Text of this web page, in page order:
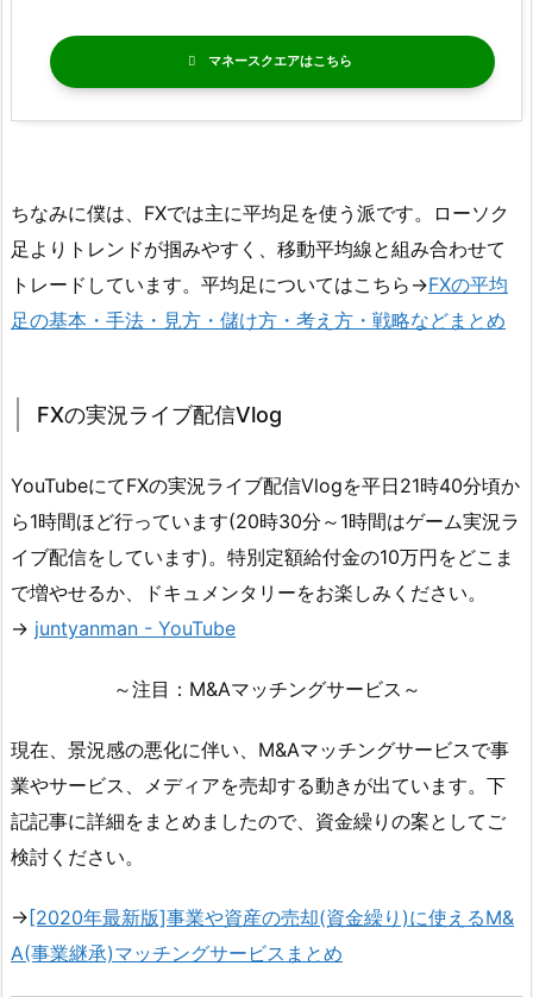
マネースクエア
ちなみに僕は、FXでは主に平均足を使う派です。ローソク
足よりトレンドが掴みやすく、移動平均線と組み合わせて
トレードしています。平均足についてはこちら→FXの平均
足の基本・手法・見方・儲け方・考え方・戦略などまとめ
FXの実況ライブ配信Vlog
YouTubeにてFXの実況ライブ配信Vlogを平日21時40分頃か
ら1時間ほど行っています(20時30分～1時間はゲーム実況ラ
イブ配信をしています)。特別定額給付金の10万円をどこま
で増やせるか、ドキュメンタリーをお楽しみください。
→ juntyanman - YouTube
～注目：M&Aマッチングサービス～
現在、景況感の悪化に伴い、M&Aマッチングサービスで事
業やサービス、メディアを売却する動きが出ています。下
記記事に詳細をまとめましたので、資金繰りの案としてご
検討ください。
→[2020年最新版]事業や資産の売却(資金繰り)に使えるM&
A(事業継承)マッチングサービスまとめ